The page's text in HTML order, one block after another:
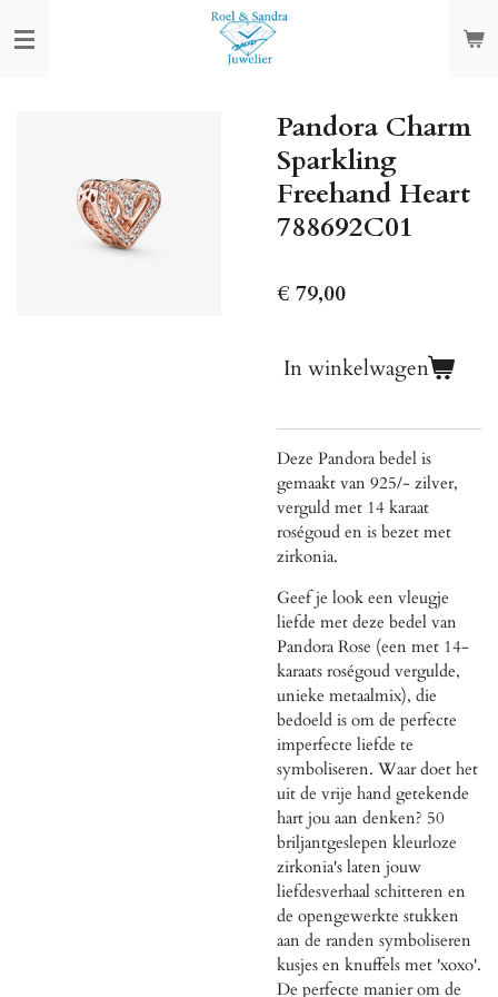
direct
Pandora Charm
Sparkling
Freehand Heart
788692C01
€ 79,00
In winkelwagen
Deze Pandora bedel is
gemaakt van 925/- zilver,
verguld met 14 karaat
roségoud en is bezet met
zirkonia.
Geef je look een vleugje
liefde met deze bedel van
Pandora Rose (een met 14-
karaats roségoud vergulde,
unieke metaalmix), die
bedoeld is om de perfecte
imperfecte liefde te
symboliseren. Waar doet het
uit de vrije hand getekende
hart jou aan denken? 50
briljantgeslepen kleurloze
zirkonia's laten jouw
liefdesverhaal schitteren en
de opengewerkte stukken
aan de randen symboliseren
kusjes en knuffels met 'xoxo'.
De perfecte manier om de